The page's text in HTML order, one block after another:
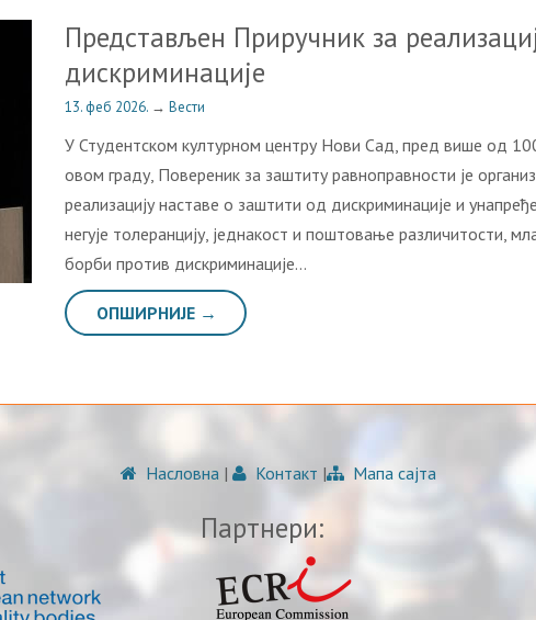
Представљен Приручник за
дискриминације
13. феб 2026. → Вести
У Студентском културном центру Нови Сад, пред више од
овом граду, Повереник за заштиту равноправности је
реализацију наставе о заштити од дискриминације и
негује толеранцију, једнакост и поштовање различитости,
борби против дискриминације…
ОПШИРНИЈЕ →
Насловна | Контакт | Мапа сајта
Партнери: